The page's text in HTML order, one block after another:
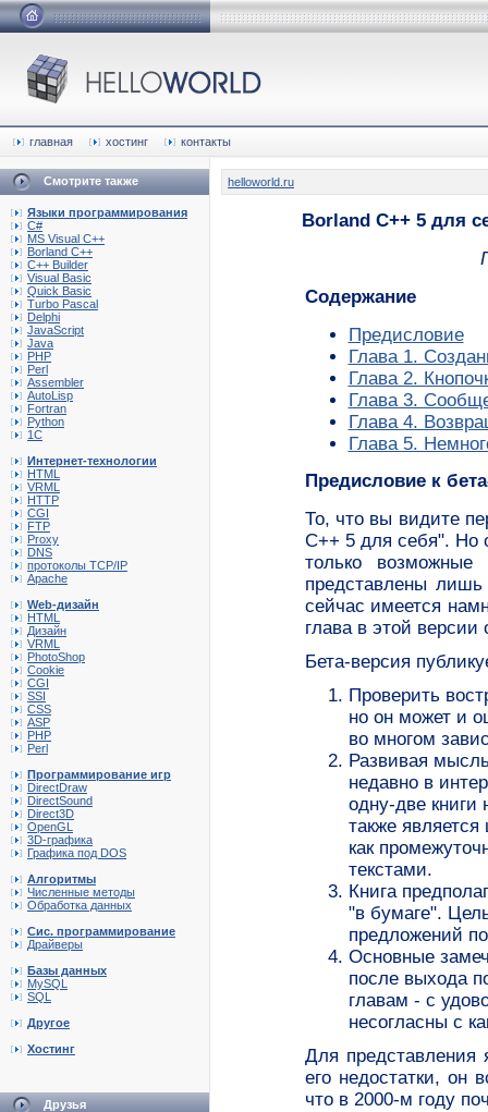
главная хостинг контакты
Смотрите также
Языки программирования
C#
MS Visual C++
Borland C++
C++ Builder
Visual Basic
Quick Basic
Turbo Pascal
Delphi
JavaScript
Java
PHP
Perl
Assembler
AutoLisp
Fortran
Python
1C
Интернет-технологии
HTML
VRML
HTTP
CGI
FTP
Proxy
DNS
протоколы TCP/IP
Apache
Web-дизайн
HTML
Дизайн
VRML
PhotoShop
Cookie
CGI
SSI
CSS
ASP
PHP
Perl
Программирование игр
DirectDraw
DirectSound
Direct3D
OpenGL
3D-графика
Графика под DOS
Алгоритмы
Численные методы
Обработка данных
Сис. программирование
Драйверы
Базы данных
MySQL
SQL
Другое
Хостинг
Друзья
helloworld.ru
Borland C++ 5 для
Содержание
Предисловие
Глава 1.
Глава 2.
Глава 3.
Глава 4.
Глава 5.
Предисловие к
То, что вы видите
C++ 5 для себя". Но
только
представлены
сейчас имеется
глава в этой версии
Бета-версия
Проверить
но он может и
во многом
Развивая
недавно в
одну-две книги
также
как
текстами.
Книга
"в бумаге".
предложений
Основные
после выхода
главам - с
несогласны с
Для
его недостатки, он
что в 2000-м году